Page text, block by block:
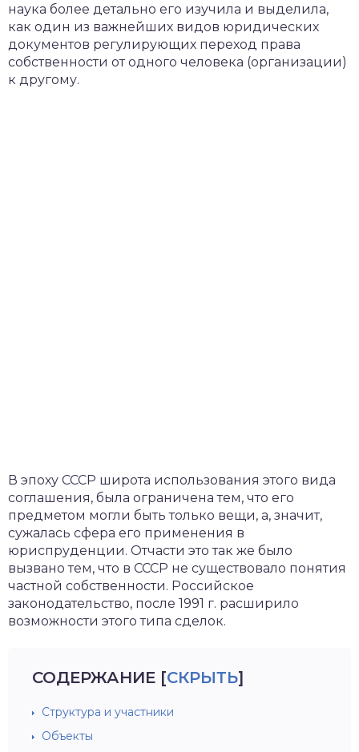
наука более детально его изучила и выделила,
как один из важнейших видов юридических
документов регулирующих переход права
собственности от одного человека (организации)
к другому.
В эпоху СССР широта использования этого вида
соглашения, была ограничена тем, что его
предметом могли быть только вещи, а, значит,
сужалась сфера его применения в
юриспруденции. Отчасти это так же было
вызвано тем, что в СССР не существовало понятия
частной собственности. Российское
законодательство, после 1991 г. расширило
возможности этого типа сделок.
СОДЕРЖАНИЕ [СКРЫТЬ]
Структура и участники
Объекты